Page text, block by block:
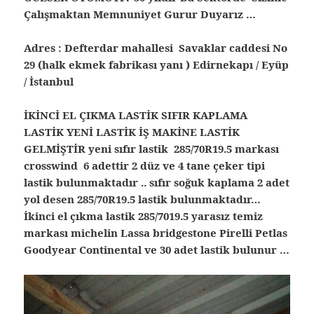
Çalışmaktan Memnuniyet Gurur Duyarız …
Adres : Defterdar mahallesi Savaklar caddesi No
29 (halk ekmek fabrikası yanı ) Edirnekapı / Eyüp
/ İstanbul
İKİNCİ EL ÇIKMA LASTİK SIFIR KAPLAMA
LASTİK YENİ LASTİK İŞ MAKİNE LASTİK
GELMİŞTİR yeni sıfır lastik 285/70R19.5 markası
crosswind 6 adettir 2 düz ve 4 tane çeker tipi
lastik bulunmaktadır .. sıfır soğuk kaplama 2 adet
yol desen 285/70R19.5 lastik bulunmaktadır…
İkinci el çıkma lastik 285/7019.5 yarasız temiz
markası michelin Lassa bridgestone Pirelli Petlas
Goodyear Continental ve 30 adet lastik bulunur …